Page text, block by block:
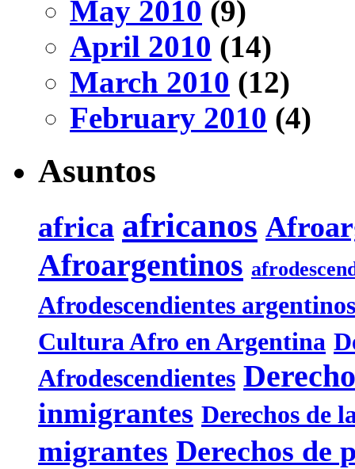
May 2010 (9)
April 2010 (14)
March 2010 (12)
February 2010 (4)
Asuntos
africa africanos
Afroargentinos
Afrodescendientes argentinos
Cultura Afro en Argentina
Afrodescendientes
inmigrantes Derechos de
migrantes Derechos de